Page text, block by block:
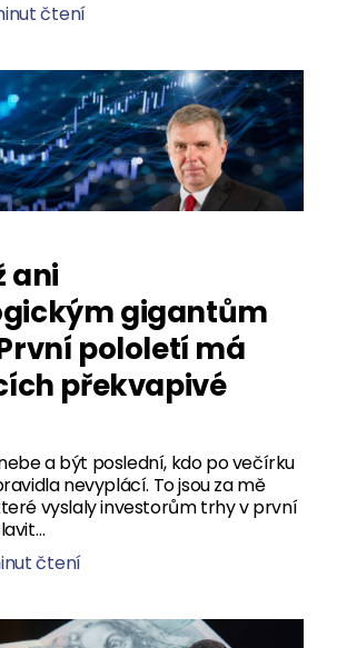
čtení
ani
gigantům
pololetí má
překvapivé
a být poslední, kdo po večírku
nevyplácí. To jsou za mě
vyslaly investorům trhy v první
čtení